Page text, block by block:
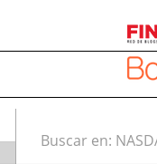
Buscar en: